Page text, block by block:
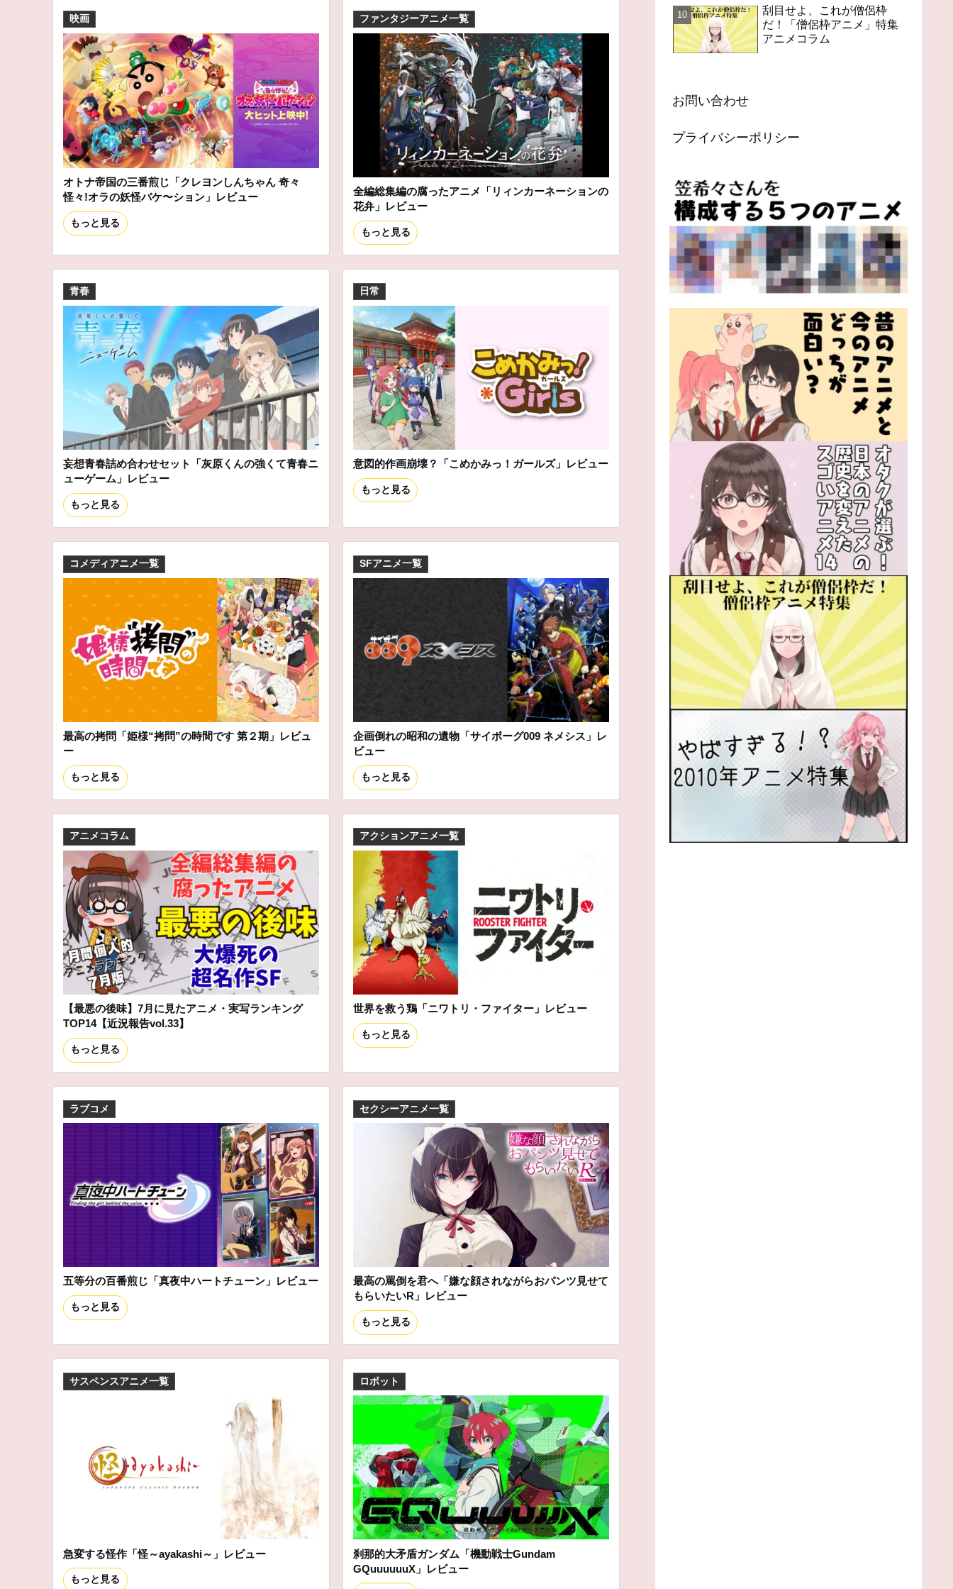
映画
オトナ帝国の三番煎じ「クレヨンしんちゃん 奇々
怪々!オラの妖怪バケ〜ション」レビュー
もっと見る
ファンタジーアニメ一覧
全編総集編の腐ったアニメ「リィンカーネーションの
花弁」レビュー
もっと見る
青春
妄想青春詰め合わせセット「灰原くんの強くて青春ニ
ューゲーム」レビュー
もっと見る
日常
意図的作画崩壊？「こめかみっ！ガールズ」レビュー
もっと見る
コメディアニメ一覧
最高の拷問「姫様“拷問”の時間です 第２期」レビュ
ー
もっと見る
SFアニメ一覧
企画倒れの昭和の遺物「サイボーグ009 ネメシス」レ
ビュー
もっと見る
アニメコラム
【最悪の後味】7月に見たアニメ・実写ランキング
TOP14【近況報告vol.33】
もっと見る
アクションアニメ一覧
世界を救う鶏「ニワトリ・ファイター」レビュー
もっと見る
ラブコメ
五等分の百番煎じ「真夜中ハートチューン」レビュー
もっと見る
セクシーアニメ一覧
最高の罵倒を君へ「嫌な顔されながらおパンツ見せて
もらいたいR」レビュー
もっと見る
サスペンスアニメ一覧
急変する怪作「怪～ayakashi～」レビュー
もっと見る
ロボット
刹那的大矛盾ガンダム「機動戦士Gundam
GQuuuuuuX」レビュー
刮目せよ、これが僧侶枠
だ！「僧侶枠アニメ」特集
アニメコラム
お問い合わせ
プライバシーポリシー